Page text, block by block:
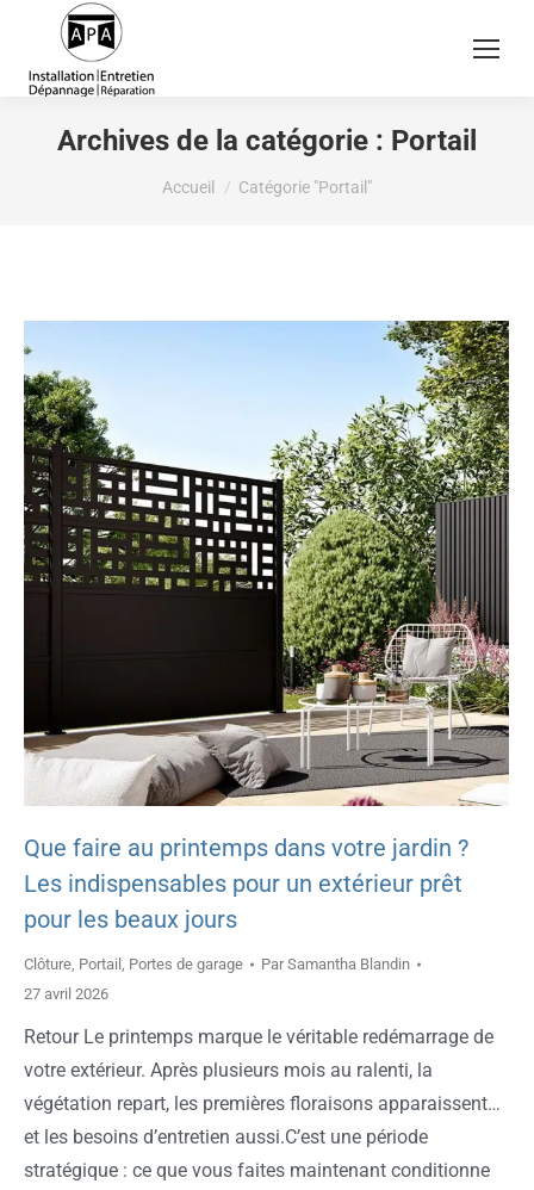
Archives de la catégorie : Portail
Vous êtes ici :
Accueil Catégorie "Portail"
Que faire au printemps dans votre jardin ?
Les indispensables pour un extérieur prêt
pour les beaux jours
Clôture, Portail , Portes de garage ParSamantha Blandin
27 avril 2026
Retour Le printemps marque le véritable redémarrage de
votre extérieur. Après plusieurs mois au ralenti, la
végétation repart, les premières floraisons apparaissent…
et les besoins d’entretien aussi.C’est une période
stratégique : ce que vous faites maintenant conditionne